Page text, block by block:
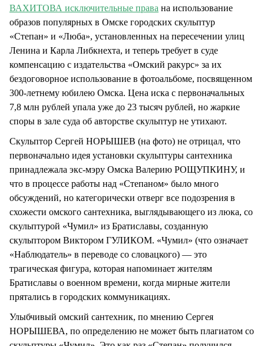
ВАХИТОВА исключительные права на использование
образов популярных в Омске городских скульптур
«Степан» и «Люба», установленных на пересечении улиц
Ленина и Карла Либкнехта, и теперь требует в суде
компенсацию с издательства «Омский ракурс» за их
бездоговорное использование в фотоальбоме, посвященном
300-летнему юбилею Омска. Цена иска с первоначальных
7,8 млн рублей упала уже до 23 тысяч рублей, но жаркие
споры в зале суда об авторстве скульптур не утихают.
Скульптор Сергей НОРЫШЕВ (на фото) не отрицал, что
первоначально идея установки скульптуры сантехника
принадлежала экс-мэру Омска Валерию РОЩУПКИНУ, и
что в процессе работы над «Степаном» было много
обсуждений, но категорически отверг все подозрения в
схожести омского сантехника, выглядывающего из люка, со
скульптурой «Чумил» из Братиславы, созданную
скульптором Виктором ГУЛИКОМ. «Чумил» (что означает
«Наблюдатель» в переводе со словацкого) — это
трагическая фигура, которая напоминает жителям
Братиславы о военном времени, когда мирные жители
прятались в городских коммуникациях.
Улыбчивый омский сантехник, по мнению Сергея
НОРЫШЕВА, по определению не может быть плагиатом со